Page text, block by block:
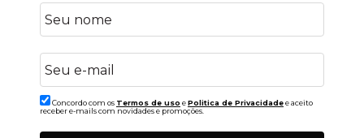
Concordo com os Termos de uso ePolitica de Privacidadee aceito
receber e-mails com novidades e promoções.